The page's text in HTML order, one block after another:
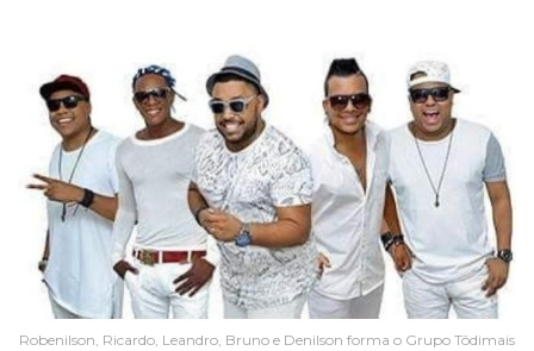
Robenilson, Ricardo, Leandro, Bruno e Denilson forma o Grupo Tôdimais